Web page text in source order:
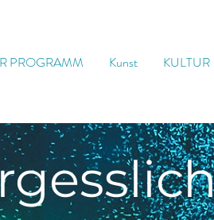
PROGRAMM Kunst KULTUR